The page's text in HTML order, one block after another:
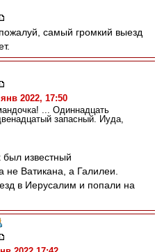
самый громкий выезд
2022, 17:50
... Одиннадцать
запасный. Иуда,
был известный
не Ватикана, а Галилеи.
в Иерусалим и попали на